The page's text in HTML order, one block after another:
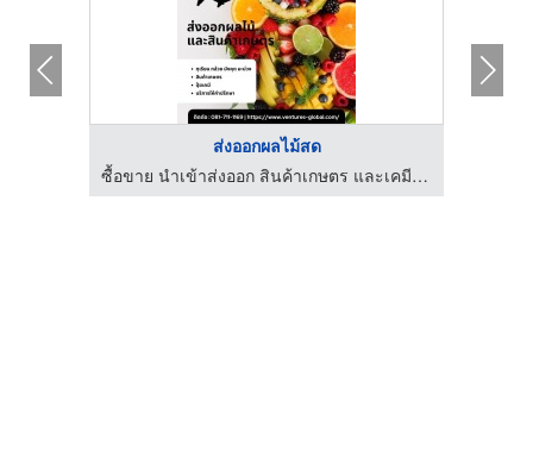
ส่งออกผลไม้สด
ซื้อขาย นำเข้าส่งออก สินค้าเกษตร และเคมีภัณฑ์ด้านการเกษตร